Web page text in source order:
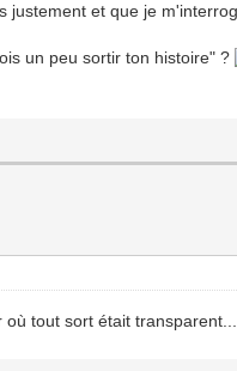
justement et que je
un peu sortir ton histoire" ?
où tout sort était